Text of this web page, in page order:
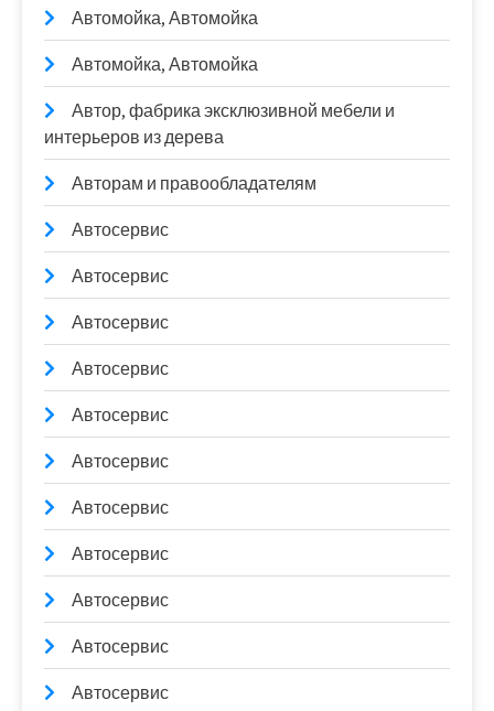
Автомойка, Автомойка
Автомойка, Автомойка
Автор, фабрика эксклюзивной мебели и
интерьеров из дерева
Авторам и правообладателям
Автосервис
Автосервис
Автосервис
Автосервис
Автосервис
Автосервис
Автосервис
Автосервис
Автосервис
Автосервис
Автосервис